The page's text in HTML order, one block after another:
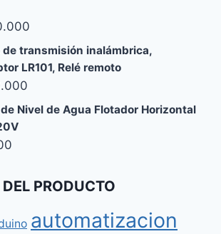
de transmisión inalámbrica,
LR101, Relé remoto
Nivel de Agua Flotador Horizontal
PRODUCTO
automatizacion